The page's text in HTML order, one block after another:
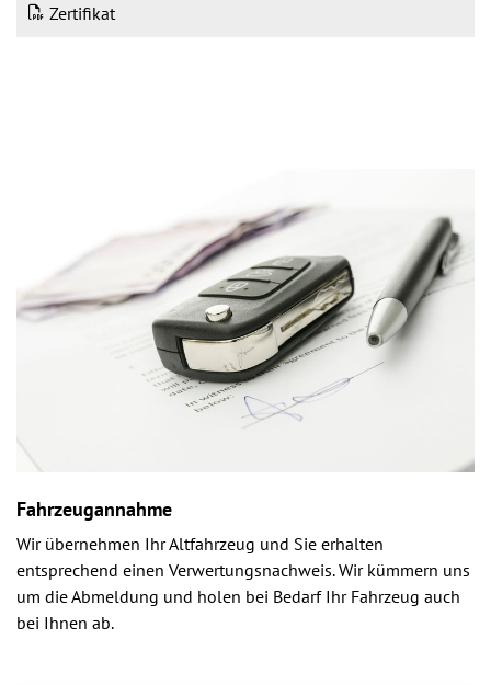
Zertifikat
Fahrzeugannahme
Wir übernehmen Ihr Altfahrzeug und Sie erhalten
entsprechend einen Verwertungsnachweis. Wir kümmern uns
um die Abmeldung und holen bei Bedarf Ihr Fahrzeug auch
bei Ihnen ab.